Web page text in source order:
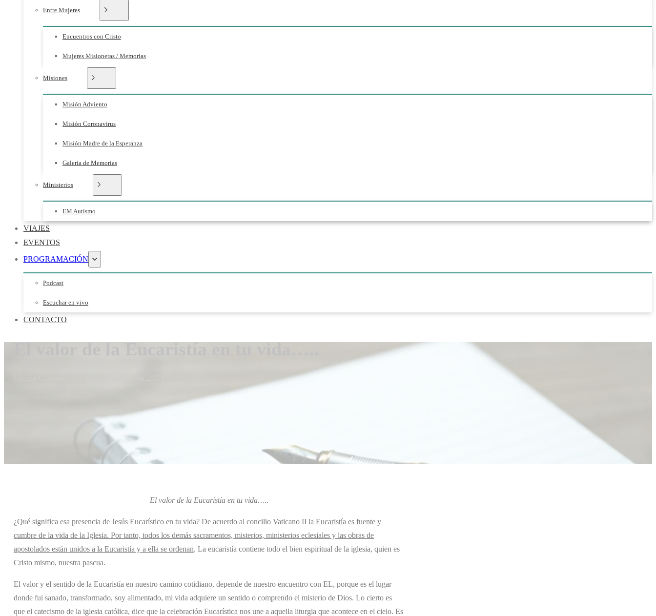
Entre Mujeres
Encuentros con Cristo
Mujeres Misioneras / Memorias
Misiones
Misión Adviento
Misión Coronavirus
Misión Madre de la Esperanza
Galeria de Memorias
Ministerios
EM Autismo
VIAJES
EVENTOS
PROGRAMACIÓN
Podcast
Escuchar en vivo
CONTACTO
El valor de la Eucaristía en tu vida…..
El valor de la Eucaristía en tu vida…..
¿Qué significa esa presencia de Jesús Eucarístico en tu vida? De acuerdo al concilio Vaticano II la Eucaristía es fuente y
cumbre de la vida de la Iglesia. Por tanto, todos los demás sacramentos, misterios, ministerios eclesiales y las obras de
apostolados están unidos a la Eucaristía y a ella se ordenan. La eucaristía contiene todo el bien espiritual de la iglesia, quien es
Cristo mismo, nuestra pascua.
El valor y el sentido de la Eucaristía en nuestro camino cotidiano, depende de nuestro encuentro con EL, porque es el lugar
donde fui sanado, transformado, soy alimentado, mi vida adquiere un sentido o comprendo el misterio de Dios. Lo cierto es
que el catecismo de la iglesia católica, dice que la celebración Eucarística nos une a aquella liturgia que acontece en el cielo. Es